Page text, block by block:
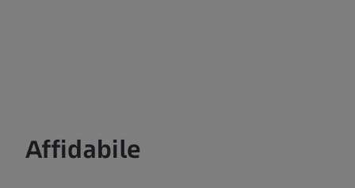
Affidabile